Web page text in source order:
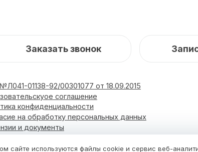
Заказать звонок
01138-92/00301077 от 18.09.2015
соглашение
конфиденциальности
на обработку персональных данных
и документы
Блог Фотоальбом Новости
сайте используются файлы cookie и сервис веб-